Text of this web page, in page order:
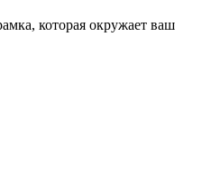
которая окружает ваш